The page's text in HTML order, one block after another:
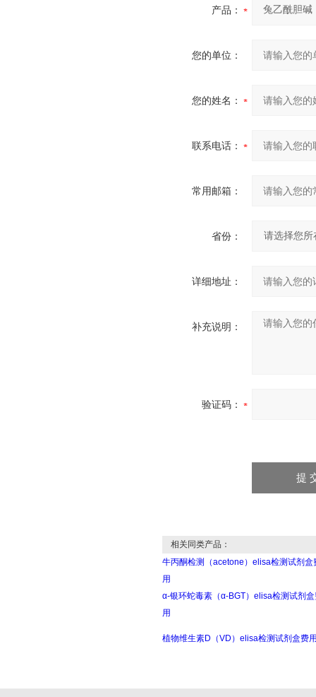
产品：
您的单位：
您的姓名：
联系电话：
常用邮箱：
省份：
详细地址：
补充说明：
验证码：
相关同类产品：
牛丙酮检测（acetone）elisa检测试剂盒
用
α-银环蛇毒素（α-BGT）elisa检测试剂
用
植物维生素D（VD）elisa检测试剂盒费